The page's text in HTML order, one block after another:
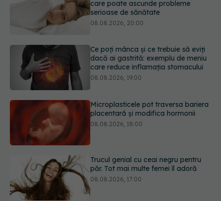
Ce poți mânca și ce trebuie să eviți
care reduce inflamația stomacului
Microplasticele pot traversa bariera
placentară și modifica hormonii
Trucul genial cu ceai negru pentru
păr. Tot mai multe femei îl adoră
Medicamentul folosit de peste 60 de
ani care acționează într-un loc